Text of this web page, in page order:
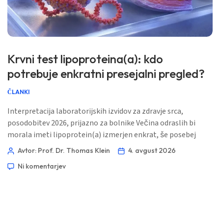
Krvni test lipoproteina(a): kdo
potrebuje enkratni presejalni pregled?
ČLANKI
Interpretacija laboratorijskih izvidov za zdravje srca,
posodobitev 2026, prijazno za bolnike Večina odraslih bi
morala imeti lipoprotein(a) izmerjen enkrat, še posebej
vsakdo z družinsko anamnezo prezgodnje bolezni srca,
aortne zaklopke ali kardiovaskularne bolezni kljub
Avtor: Prof. Dr. Thomas Klein
4. avgust 2026
Ni komentarjev